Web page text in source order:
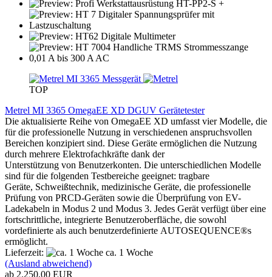
TOP
Metrel MI 3365 OmegaEE XD DGUV Gerätetester
Die aktualisierte Reihe von OmegaEE XD umfasst vier Modelle, die
für die professionelle Nutzung in verschiedenen anspruchsvollen
Bereichen konzipiert sind. Diese Geräte ermöglichen die Nutzung
durch mehrere Elektrofachkräfte dank der
Unterstützung von Benutzerkonten. Die unterschiedlichen Modelle
sind für die folgenden Testbereiche geeignet: tragbare
Geräte, Schweißtechnik, medizinische Geräte, die professionelle
Prüfung von PRCD-Geräten sowie die Überprüfung von EV-
Ladekabeln in Modus 2 und Modus 3. Jedes Gerät verfügt über eine
fortschrittliche, integrierte Benutzeroberfläche, die sowohl
vordefinierte als auch benutzerdefinierte AUTOSEQUENCE®s
ermöglicht.
Lieferzeit:
ca. 1 Woche
(Ausland abweichend)
ab 2.250,00 EUR